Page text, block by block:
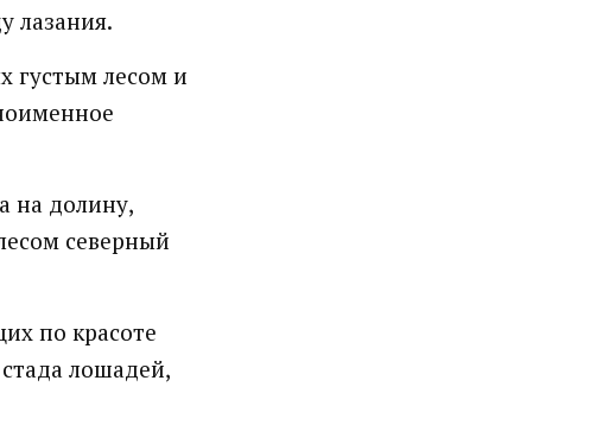
лазания.
густым лесом и
на долину,
северный
по красоте
лошадей,